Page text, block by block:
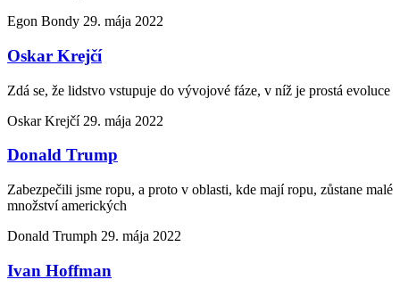
Egon Bondy 29. mája 2022
Oskar Krejčí
Zdá se, že lidstvo vstupuje do vývojové fáze, v níž je prostá evoluce
Oskar Krejčí 29. mája 2022
Donald Trump
Zabezpečili jsme ropu, a proto v oblasti, kde mají ropu, zůstane malé
množství amerických
Donald Trumph 29. mája 2022
Ivan Hoffman